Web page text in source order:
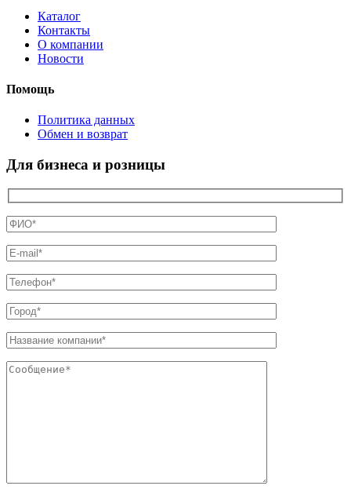
Каталог
Контакты
О компании
Новости
Помощь
Политика данных
Обмен и возврат
Для бизнеса и розницы